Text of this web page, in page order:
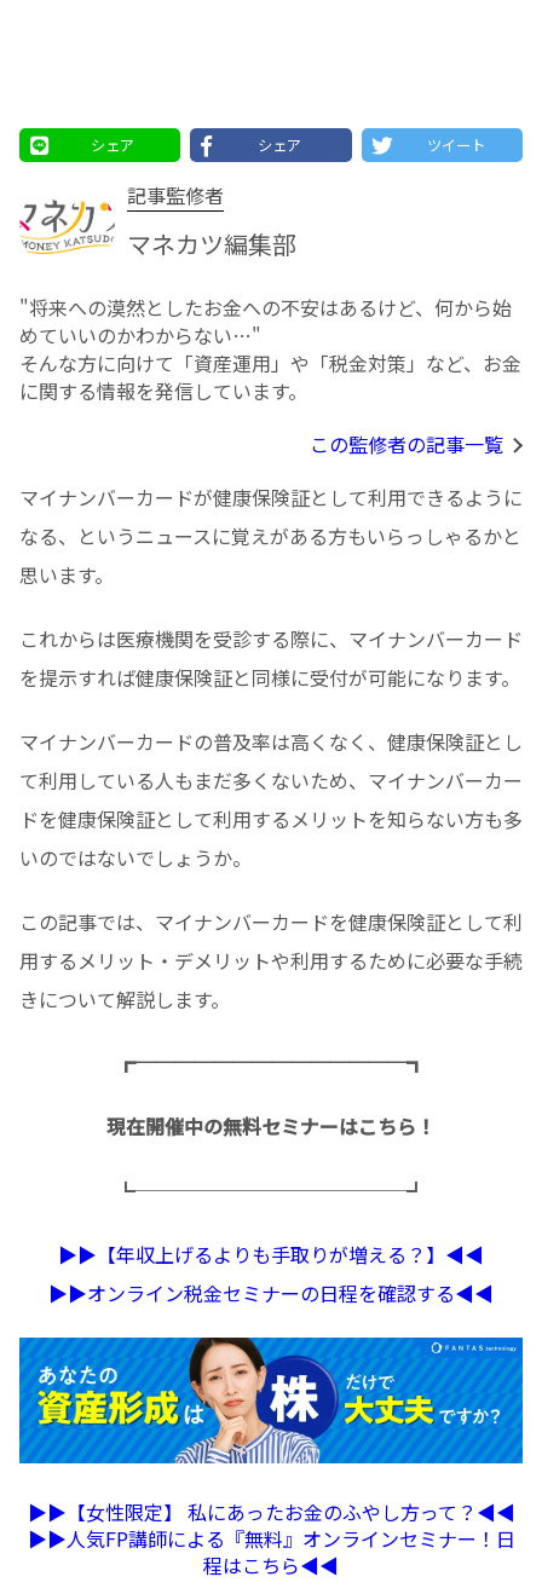
シェア シェア ツイート
記事監修者
マネカツ編集部
"将来への漠然としたお⾦への不安はあるけど、何から始
めていいのかわからない…"
そんな方に向けて「資産運用」や「税金対策」など、お金
に関する情報を発信しています。
この監修者の記事一覧
マイナンバーカードが健康保険証として利用できるように
なる、というニュースに覚えがある方もいらっしゃるかと
思います。
これからは医療機関を受診する際に、マイナンバーカード
を提示すれば健康保険証と同様に受付が可能になります。
マイナンバーカードの普及率は高くなく、健康保険証とし
て利用している人もまだ多くないため、マイナンバーカー
ドを健康保険証として利用するメリットを知らない方も多
いのではないでしょうか。
この記事では、マイナンバーカードを健康保険証として利
用するメリット・デメリットや利用するために必要な手続
きについて解説します。
┏──────────────┓
現在開催中の無料セミナーはこちら！
┗──────────────┛
▶︎▶︎【年収上げるよりも手取りが増える？】◀︎◀︎
▶︎▶︎オンライン税金セミナーの日程を確認する◀︎◀︎
▶︎▶︎【女性限定】 私にあったお金のふやし方って？◀︎◀︎
▶︎▶︎人気FP講師による『無料』オンラインセミナー！日
程はこちら◀︎◀︎